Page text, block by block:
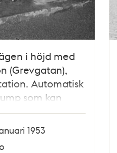
i höjd med
(Grevgatan),
Automatisk
som kan
även nattetid
1953